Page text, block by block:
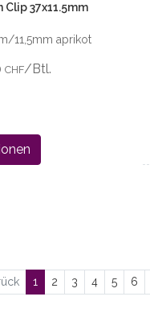
37x11.5mm
11,5mm aprikot
CHF/Btl.
1 2 3 4 5 6